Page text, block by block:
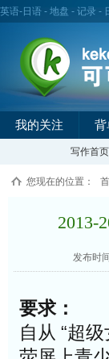
英语- 日语 - 地盘 - 记录 -
我的关注 背
写作首页
您现在的位置：
2013-
发布时
要求：
自从 “超